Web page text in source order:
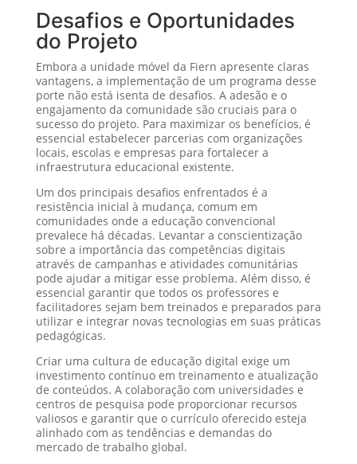
Desafios e Oportunidades
do Projeto
Embora a unidade móvel da Fiern apresente claras
vantagens, a implementação de um programa desse
porte não está isenta de desafios. A adesão e o
engajamento da comunidade são cruciais para o
sucesso do projeto. Para maximizar os benefícios, é
essencial estabelecer parcerias com organizações
locais, escolas e empresas para fortalecer a
infraestrutura educacional existente.
Um dos principais desafios enfrentados é a
resistência inicial à mudança, comum em
comunidades onde a educação convencional
prevalece há décadas. Levantar a conscientização
sobre a importância das competências digitais
através de campanhas e atividades comunitárias
pode ajudar a mitigar esse problema. Além disso, é
essencial garantir que todos os professores e
facilitadores sejam bem treinados e preparados para
utilizar e integrar novas tecnologias em suas práticas
pedagógicas.
Criar uma cultura de educação digital exige um
investimento contínuo em treinamento e atualização
de conteúdos. A colaboração com universidades e
centros de pesquisa pode proporcionar recursos
valiosos e garantir que o currículo oferecido esteja
alinhado com as tendências e demandas do
mercado de trabalho global.